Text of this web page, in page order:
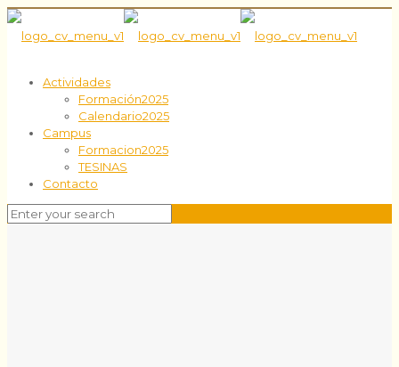
Actividades
Formación2025
Calendario2025
Campus
Formacion2025
TESINAS
Contacto